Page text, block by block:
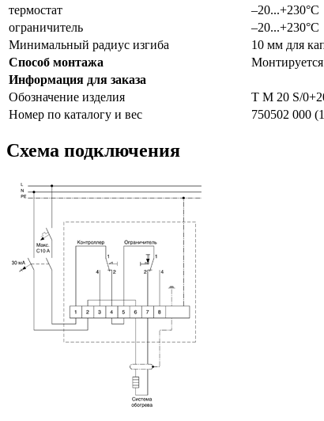
термостат
–20...+230°С
ограничитель
–20...+230°С
Минимальный радиус изгиба
10 мм для
Способ монтажа
Информация для заказа
Обозначение изделия
T M 20 S/
Номер по каталогу и вес
750502 000
Схема подключения